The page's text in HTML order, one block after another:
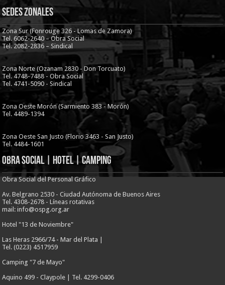
Sedes Zonales
Zona Sur (Fonrouge 326 - Lomas de Zamora)
Tel. 6062-2640 – Obra Social
Tel. 2082-2836 – Sindical
Zona Norte (Ozanam 2830 - Don Torcuato)
Tel. 4748-7488 - Obra Social
Tel. 4741-5090 - Sindical
Zona Oeste Morón (Sarmiento 383 - Morón)
Tel. 4489-1394
Zona Oeste San Justo (Florio 3463 - San Justo)
Tel. 4484-1601
Obra Social | Hotel | Camping
Obra Social del Personal Gráfico
Av. Belgrano 2530 - Ciudad Autónoma de Buenos Aires
Tel. 4308-2678 - Líneas rotativas
mail: info@ospg.org.ar
Hotel "13 de Noviembre"
Las Heras 2966/74 - Mar del Plata |
Tel. (0223) 4517959
Camping "7 de Mayo"
Aquino 499 - Claypole | Tel. 4299-0406